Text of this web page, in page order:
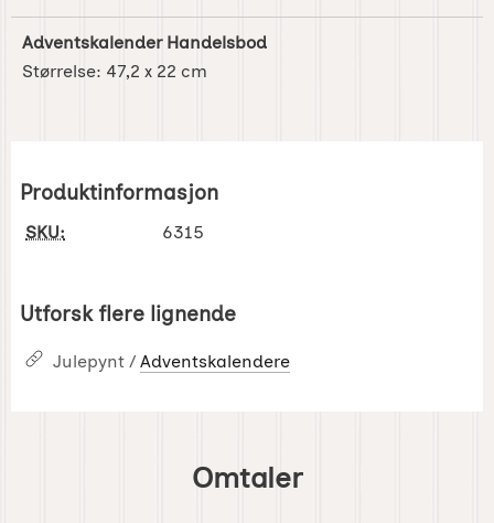
Adventskalender Handelsbod
Størrelse: 47,2 x 22 cm
Produktinformasjon
SKU: 6315
Utforsk flere lignende
Julepynt / Adventskalendere
Omtaler